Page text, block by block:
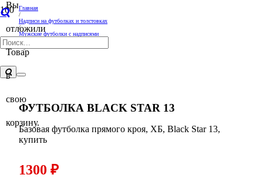
Вы
отложили
Товар
в
свою
корзину.
Главная
/
Надписи на футболках и толстовках
/
Мужские футболки с надписями
/
Футболка Black Star 13
ФУТБОЛКА BLACK STAR 13
Базовая футболка прямого кроя, ХБ, Black Star 13,
купить
1300 ₽